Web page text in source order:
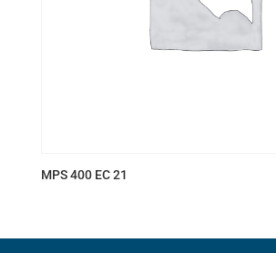
MPS 400 EC 21